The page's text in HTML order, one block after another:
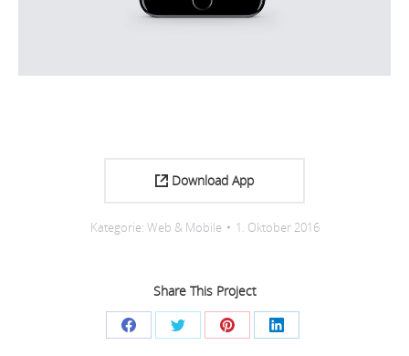
Download App
Kategorie: Web & Mobile 1. Oktober 2016
Share This Project
Share Share Share Share